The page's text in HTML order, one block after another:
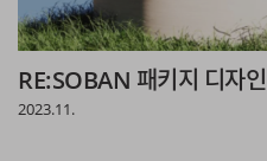
RE:SOBAN 패키지 디자인
2023.11.